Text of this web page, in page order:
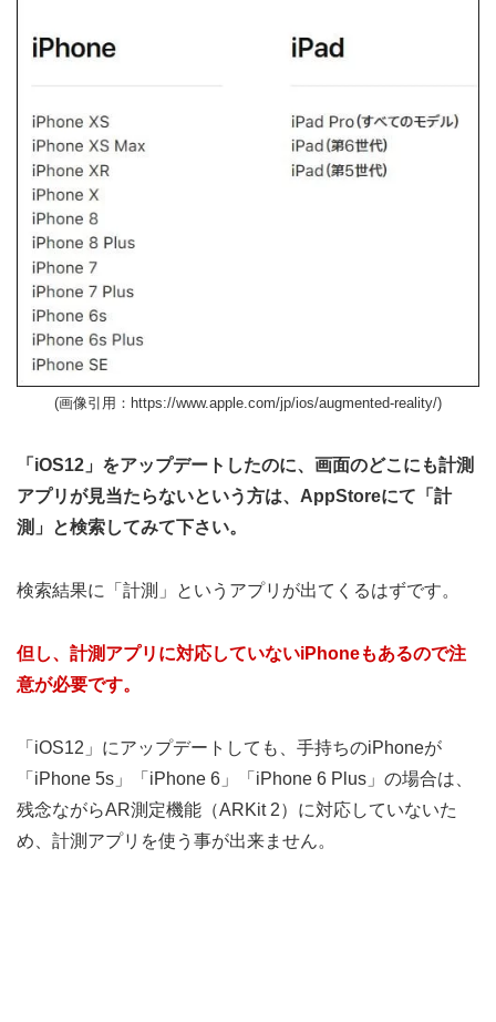
(画像引用：https://www.apple.com/jp/ios/augmented-reality/)
「iOS12」をアップデートしたのに、画面のどこにも計測
アプリが見当たらないという方は、AppStoreにて「計
測」と検索してみて下さい。
検索結果に「計測」というアプリが出てくるはずです。
但し、計測アプリに対応していないiPhoneもあるので注
意が必要です。
「iOS12」にアップデートしても、手持ちのiPhoneが
「iPhone 5s」「iPhone 6」「iPhone 6 Plus」の場合は、
残念ながらAR測定機能（ARKit 2）に対応していないた
め、計測アプリを使う事が出来ません。